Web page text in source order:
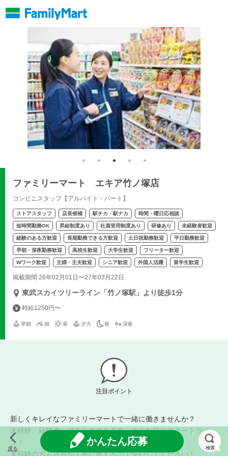
ファミリーマート エキア竹ノ塚店
コンビニスタッフ【アルバイト・パート】
ストアスタッフ 店長候補 駅チカ・駅ナカ 時間・曜日応相談
短時間勤務OK 昇給制度あり 社員登用制度あり 研修あり 未経験者歓迎
経験のある方歓迎 長期勤務できる方歓迎 土日祝勤務歓迎 平日勤務歓迎
早朝・深夜勤務歓迎 高校生歓迎 大学生歓迎 フリーター歓迎
Wワーク歓迎 主婦・主夫歓迎 シニア歓迎 外国人活躍 留学生歓迎
掲載期間 26年02月01日〜27年03月22日
東武スカイツリーライン「竹ノ塚駅」より徒歩1分
時給1250円〜
早朝 朝 昼 夕方 夜 深夜
注目ポイント
新しくキレイなファミリーマートで一緒に働きませんか？
未経験、経験者、ブランクのある方、みんな同じスタートライ
ン！
未経験の方も店長が丁寧に教えるので安心してください！
戻る
かんたん応募
検索